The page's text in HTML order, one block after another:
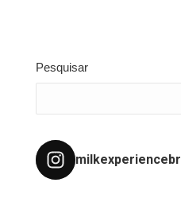
Pesquisar
milkexperiencebr